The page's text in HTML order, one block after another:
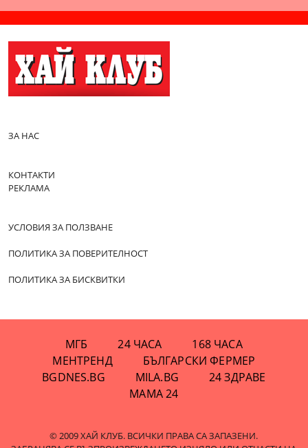
ЗА НАС
КОНТАКТИ
РЕКЛАМА
УСЛОВИЯ ЗА ПОЛЗВАНЕ
ПОЛИТИКА ЗА ПОВЕРИТЕЛНОСТ
ПОЛИТИКА ЗА БИСКВИТКИ
МГБ 24 ЧАСА
168 ЧАСА
МЕНТРЕНД
БЪЛГАРСКИ ФЕРМЕР
BGDNES.BG
MILA.BG
24 ЗДРАВЕ
МАМА 24
© 2009 ХАЙ КЛУБ. ВСИЧКИ ПРАВА СА ЗАПАЗЕНИ.